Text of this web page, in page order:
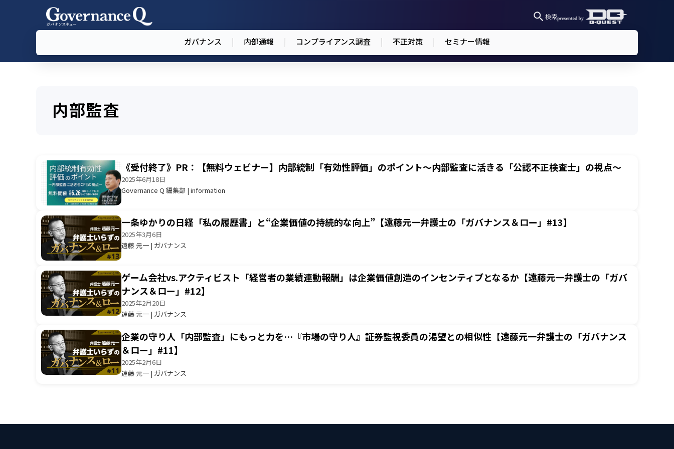
検索
ガバナンス 内部通報 コンプライアンス調査 不正対策 セミナー情報
内部監査
《受付終了》PR：【無料ウェビナー】内部統制「有効性評価」のポイント～内部監査に活きる「公認不正検査士」の視点～
2025年6月18日
Governance Q 編集部 | information
一条ゆかりの日経「私の履歴書」と“企業価値の持続的な向上”【遠藤元一弁護士の「ガバナンス＆ロー」#13】
2025年3月6日
遠藤 元一 | ガバナンス
ゲーム会社vs.アクティビスト「経営者の業績連動報酬」は企業価値創造のインセンティブとなるか【遠藤元一弁護士の「ガバ
ナンス＆ロー」#12】
2025年2月20日
遠藤 元一 | ガバナンス
企業の守り人「内部監査」にもっと力を…『市場の守り人』証券監視委員の渇望との相似性【遠藤元一弁護士の「ガバナンス
＆ロー」#11】
2025年2月6日
遠藤 元一 | ガバナンス